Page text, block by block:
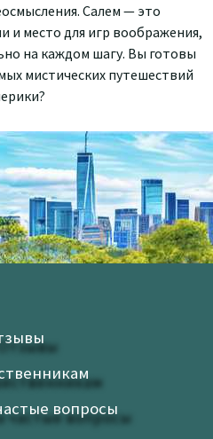
Салем — это
и место для игр воображения,
но на каждом шагу. Вы готовы
мистических путешествий
рики?
вопросы